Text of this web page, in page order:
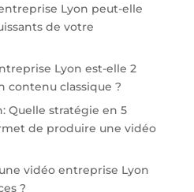
Lyon peut-elle
de votre
Lyon est-elle 2
contenu classique ?
Quelle stratégie en 5
de produire une vidéo
vidéo entreprise Lyon
?